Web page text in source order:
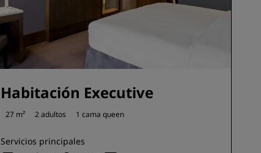
Habitación Executive
27 m² 2 adultos 1 cama queen
Servicios principales